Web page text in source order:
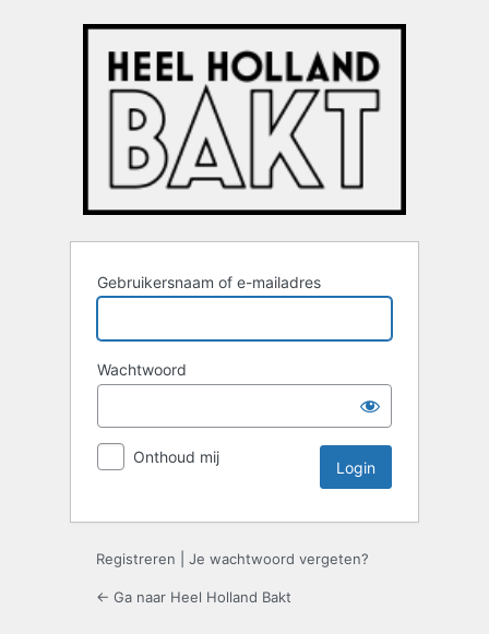
Gebruikersnaam of e-mailadres
Wachtwoord
Onthoud mij
Registreren Je wachtwoord vergeten?
← Ga naar Heel Holland Bakt